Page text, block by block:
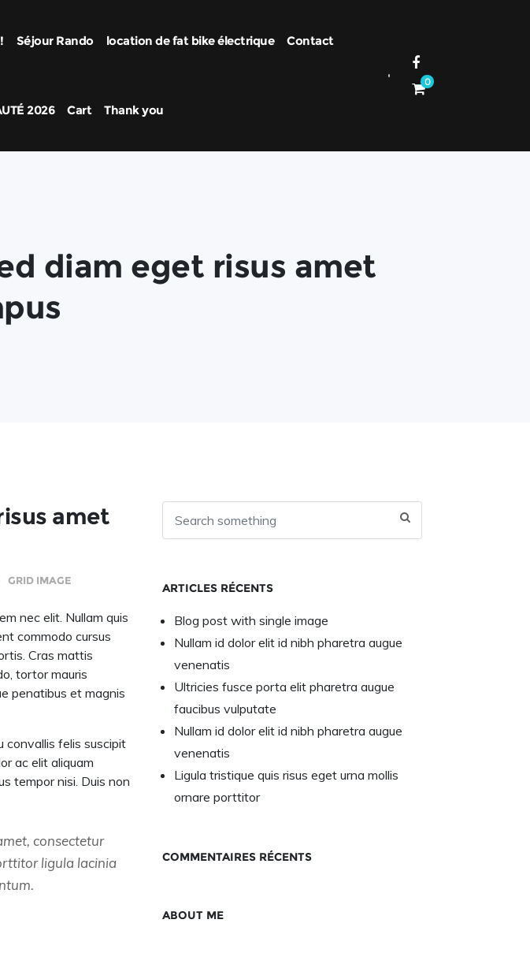
Séjour Rando location de fat bike électrique Contact
2026 Cart Thank you
0
diam eget risus amet
amet
GRID IMAGE
nec elit. Nullam quis
commodo cursus
Cras mattis
tortor mauris
penatibus et magnis
convallis felis suscipit
ac elit aliquam
tempor nisi. Duis non
consectetur
ligula lacinia
ARTICLES RÉCENTS
Blog post with single image
Nullam id dolor elit id nibh pharetra augue
venenatis
Ultricies fusce porta elit pharetra augue
faucibus vulputate
Nullam id dolor elit id nibh pharetra augue
venenatis
Ligula tristique quis risus eget urna mollis
ornare porttitor
COMMENTAIRES RÉCENTS
ABOUT ME